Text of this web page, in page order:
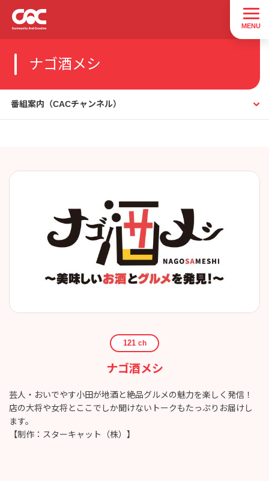
ナゴ酒メシ
番組案内（CACチャンネル）
121 ch
ナゴ酒メシ
芸人・おいでやす小田が地酒と絶品グルメの魅力を楽しく発信！
店の大将や女将とここでしか聞けないトークもたっぷりお届けし
ます。
【制作：スターキャット（株）】